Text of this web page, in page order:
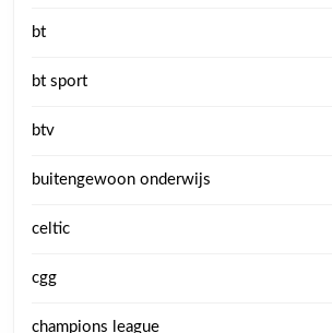
bt
bt sport
btv
buitengewoon onderwijs
celtic
cgg
champions league